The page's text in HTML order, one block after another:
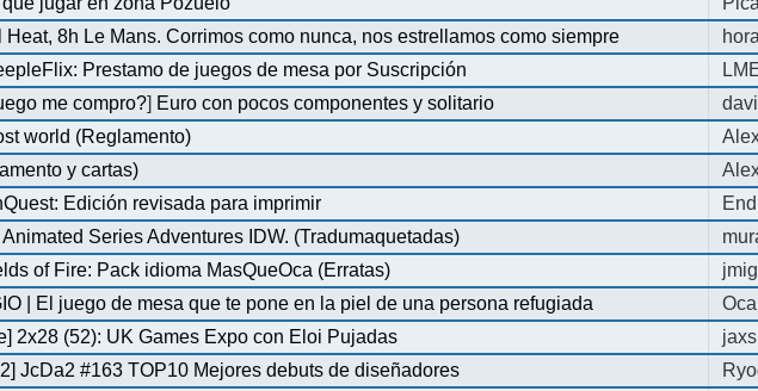
Heat, 8h Le Mans. Corrimos como nunca, nos estrellamos como siempre
Prestamo de juegos de mesa por Suscripción
me compro?] Euro con pocos componentes y solitario
world (Reglamento)
y cartas)
Edición revisada para imprimir
Series Adventures IDW. (Tradumaquetadas)
of Fire: Pack idioma MasQueOca (Erratas)
| El juego de mesa que te pone en la piel de una persona refugiada Oca
2x28 (52): UK Games Expo con Eloi Pujadas
JcDa2 #163 TOP10 Mejores debuts de diseñadores